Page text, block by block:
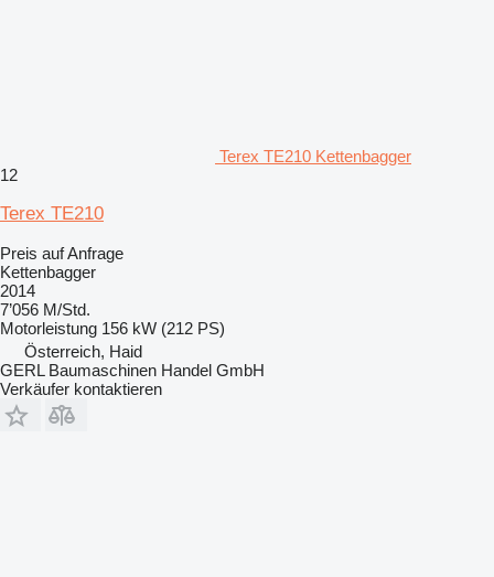
Terex TE210 Kettenbagger
12
Terex TE210
Preis auf Anfrage
Kettenbagger
2014
7’056 M/Std.
Motorleistung 156 kW (212 PS)
Österreich, Haid
GERL Baumaschinen Handel GmbH
Verkäufer kontaktieren